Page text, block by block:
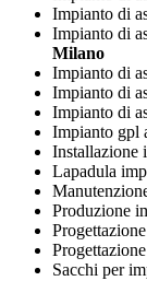
Impianto di
Impianto di
Milano
Impianto di
Impianto di
Impianto di
Impianto gpl
Installazione
Lapadula
Produzione
Sacchi per